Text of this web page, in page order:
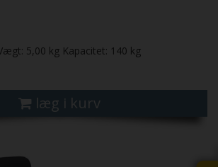
5,00 kg Kapacitet: 140 kg
læg i kurv